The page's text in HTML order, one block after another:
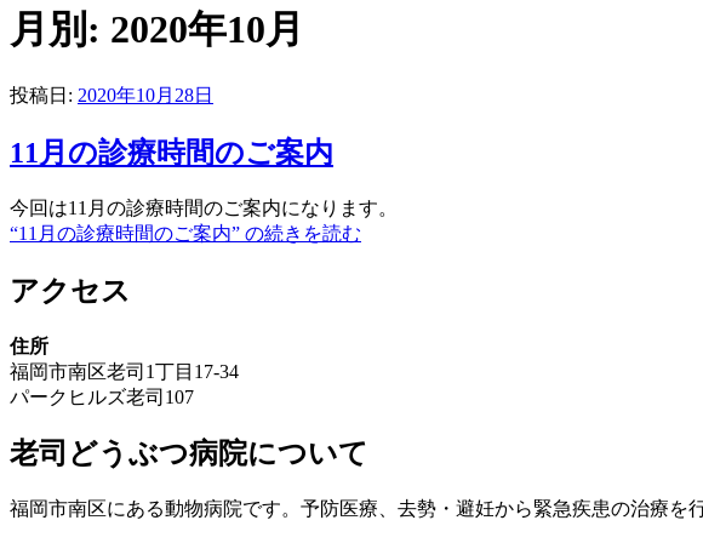
月別: 2020年10月
投稿日: 2020年10月28日
11月の診療時間のご案内
今回は11月の診療時間のご案内になります。
“11月の診療時間のご案内” の続きを読む
アクセス
住所
福岡市南区老司1丁目17-34
パークヒルズ老司107
老司どうぶつ病院について
福岡市南区にある動物病院です。予防医療、去勢・避妊から緊急疾患の治療を